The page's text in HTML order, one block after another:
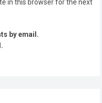
in this browser for the next
by email.